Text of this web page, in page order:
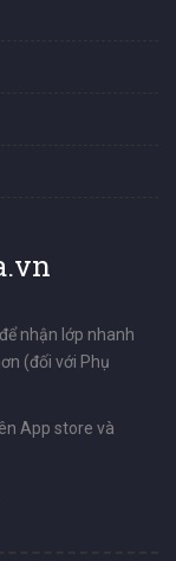
nhận lớp nhanh
(đối với Phụ
App store và